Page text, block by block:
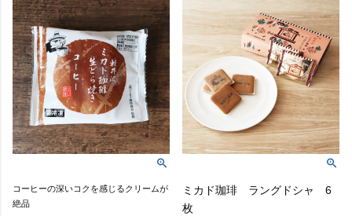
コーヒーの深いコクを感じるクリームが
絶品
ミカド珈琲 ラングドシャ 6
枚